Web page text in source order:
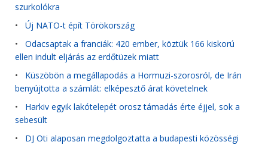
szurkolókra
• Új NATO-t épít Törökország
• Odacsaptak a franciák: 420 ember, köztük 166 kiskorú
ellen indult eljárás az erdőtüzek miatt
• Küszöbön a megállapodás a Hormuzi-szorosról, de Irán
benyújtotta a számlát: elképesztő árat követelnek
• Harkiv egyik lakótelepét orosz támadás érte éjjel, sok a
sebesült
• DJ Oti alaposan megdolgoztatta a budapesti közösségi